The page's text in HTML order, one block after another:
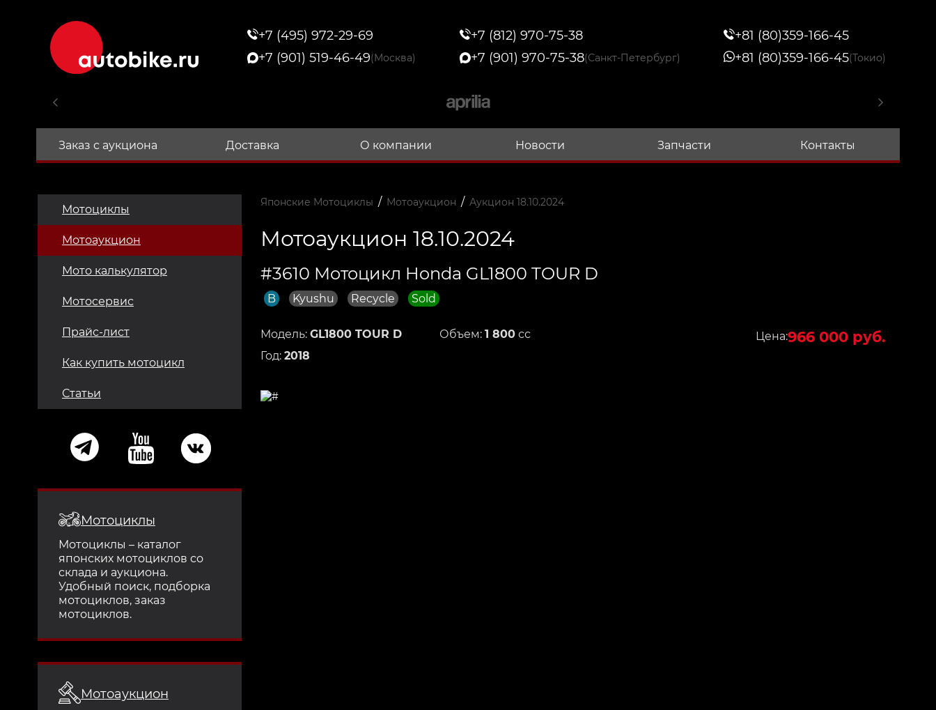
+7 (495) 972-29-69
+7 (901) 519-46-49(Москва)
+7 (812) 970-75-38
+7 (901) 970-75-38(Санкт-Петербург)
+81 (80)359-166-45
+81 (80)359-166-45(Токио)
Заказ с аукциона Доставка О компании Новости Запчасти Контакты
Мотоциклы
Мотоаукцион
Мото калькулятор
Мотосервис
Прайс-лист
Как купить мотоцикл
Статьи
Мотоциклы
Мотоциклы – каталог
японских мотоциклов со
склада и аукциона.
Удобный поиск, подборка
мотоциклов, заказ
мотоциклов.
Мотоаукцион
Японские Мотоциклы / Мотоаукцион / Аукцион 18.10.2024
Мотоаукцион 18.10.2024
#3610 Мотоцикл Honda GL1800 TOUR D
B Kyushu Recycle Sold
Модель: GL1800 TOUR D
Год: 2018
Объем: 1 800 сс Цена:966 000 руб.